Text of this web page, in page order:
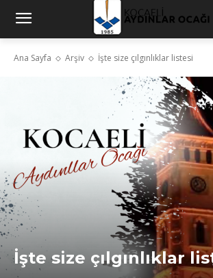
Ana Sayfa Arşiv İşte size çılgınlıklar listesi
İşte size çılgınlıklar